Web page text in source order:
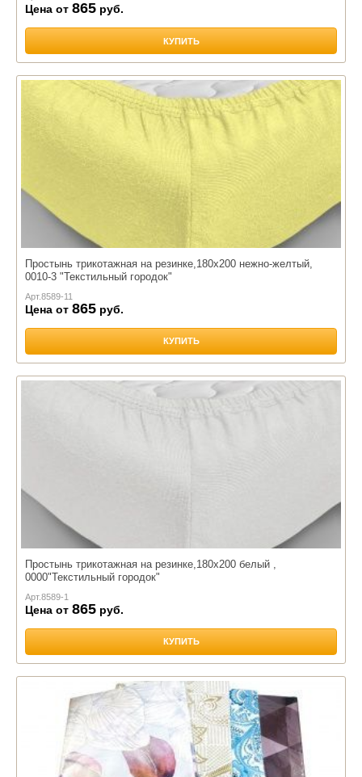
Цена от 865 руб.
КУПИТЬ
Простынь трикотажная на резинке,180х200 нежно-желтый,
0010-3 "Текстильный городок"
Арт.8589-11
Цена от 865 руб.
КУПИТЬ
Простынь трикотажная на резинке,180х200 белый ,
0000"Текстильный городок"
Арт.8589-1
Цена от 865 руб.
КУПИТЬ